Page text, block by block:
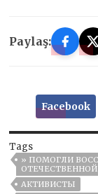
Paylaş:
Facebook
Tags
» ПОМОГЛИ
АКТИВИСТЫ